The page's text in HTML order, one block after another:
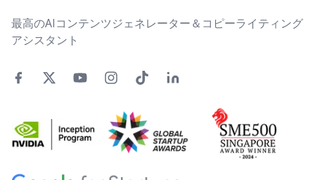
最高のAIコンテンツジェネレーター＆コピーライティング
アシスタント